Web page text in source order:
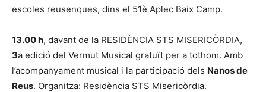
escoles reusenques, dins el 51è Aplec Baix Camp.
13.00 h, davant de la RESIDÈNCIA STS MISERICÒRDIA,
3a edició del Vermut Musical gratuït per a tothom. Amb
l’acompanyament musical i la participació dels Nanos de
Reus. Organitza: Residència STS Misericòrdia.